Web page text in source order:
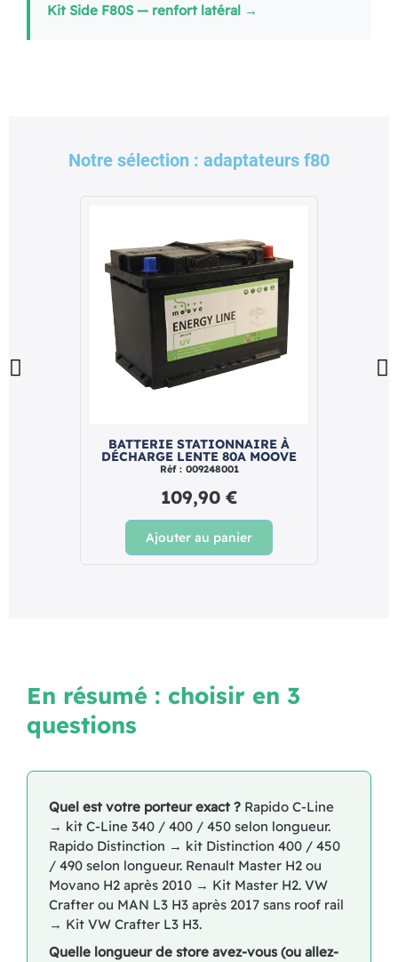
Kit Side F80S — renfort latéral →
Notre sélection : adaptateurs f80
BATTERIE STATIONNAIRE À
DÉCHARGE LENTE 80A MOOVE
Réf : 009248001
109,90 €
Ajouter au panier
En résumé : choisir en 3
questions
Quel est votre porteur exact ? Rapido C-Line
→ kit C-Line 340 / 400 / 450 selon longueur.
Rapido Distinction → kit Distinction 400 / 450
/ 490 selon longueur. Renault Master H2 ou
Movano H2 après 2010 → Kit Master H2. VW
Crafter ou MAN L3 H3 après 2017 sans roof rail
→ Kit VW Crafter L3 H3.
Quelle longueur de store avez-vous (ou allez-